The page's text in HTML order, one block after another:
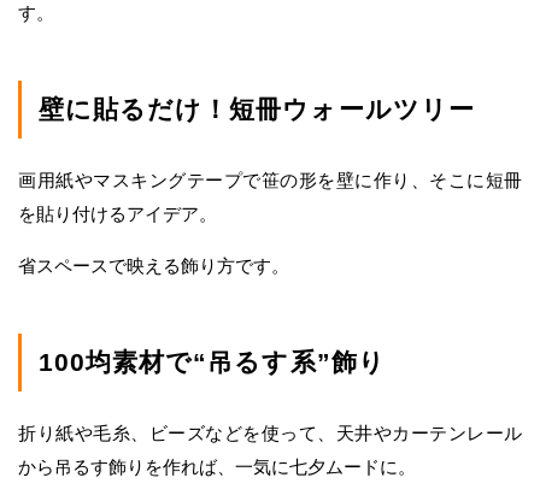
す。
壁に貼るだけ！短冊ウォールツリー
画用紙やマスキングテープで笹の形を壁に作り、そこに短冊
を貼り付けるアイデア。
省スペースで映える飾り方です。
100均素材で“吊るす系”飾り
折り紙や毛糸、ビーズなどを使って、天井やカーテンレール
から吊るす飾りを作れば、一気に七夕ムードに。